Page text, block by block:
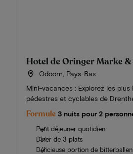
Hotel de Oringer Marke &
Odoorn, Pays-Bas
Mini-vacances : Explorez les plus
pédestres et cyclables de
Formule 3 nuits pour 2
Petit déjeuner quotidien
Dîner de 3 plats
Délicieuse portion de bitterballen